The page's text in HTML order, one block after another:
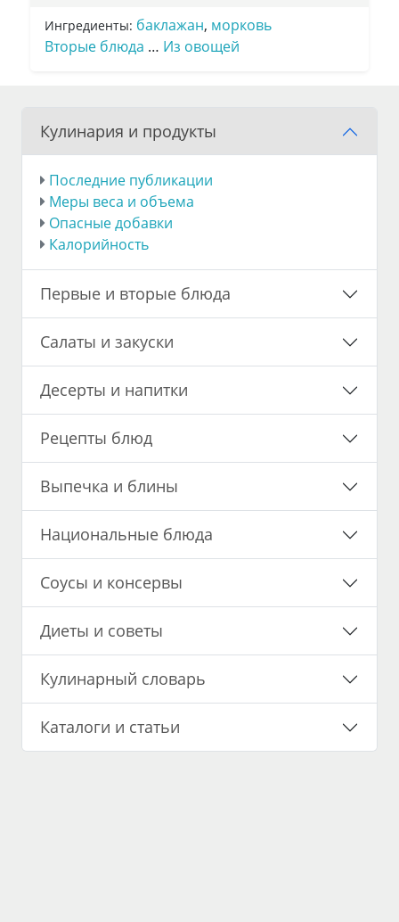
Ингредиенты: баклажан, морковь
Вторые блюда … Из овощей
Кулинария и продукты
Последние публикации
Меры веса и объема
Опасные добавки
Калорийность
Первые и вторые блюда
Салаты и закуски
Десерты и напитки
Рецепты блюд
Выпечка и блины
Национальные блюда
Соусы и консервы
Диеты и советы
Кулинарный словарь
Каталоги и статьи